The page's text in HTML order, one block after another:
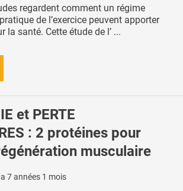
regardent comment un régime
de l’exercice peuvent apporter
la santé. Cette étude de l’ ...
et PERTE
: 2 protéines pour
musculaire
7 années 1 mois